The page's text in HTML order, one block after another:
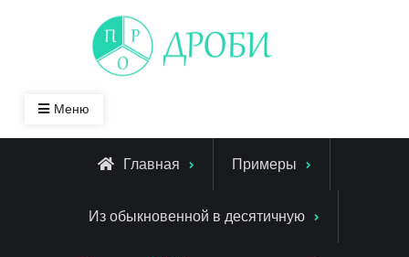
Меню
Главная Примеры
Из обыкновенной в десятичную